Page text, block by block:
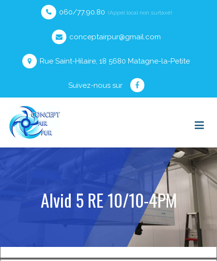
060/77.90.80 (Appel local non surtaxé)
conceptairpur@gmail.com
Rue Saint-Hilaire, 18 5680 Matagne-la-Petite
Suivez-nous sur
Alvid 5 RE 10/10-4PM